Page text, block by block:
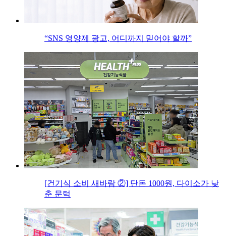
“SNS 영양제 광고, 어디까지 믿어야 할까”
[건기식 소비 새바람 ②] 단돈 1000원, 다이소가 낮
춘 문턱